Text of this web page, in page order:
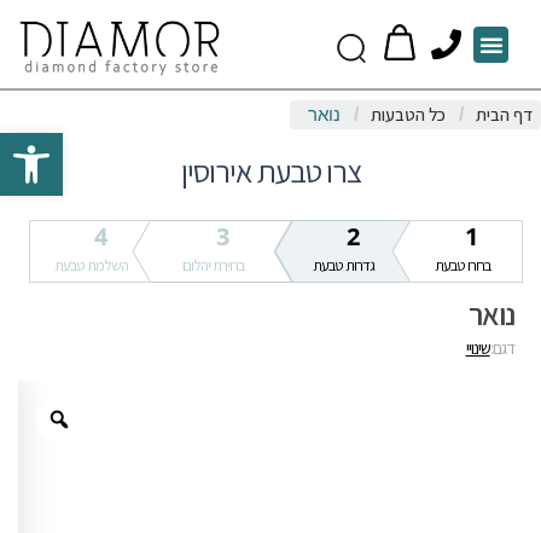
Open toolbar
P
o
n
Menu
דף הבית / כל הטבעות / נואר
צרו טבעת אירוסין
1
בחרו טבעת
2
גדרות טבעת
3
בחירת יהלום
4
השלמת טבעת
נואר
דגם:שינויי